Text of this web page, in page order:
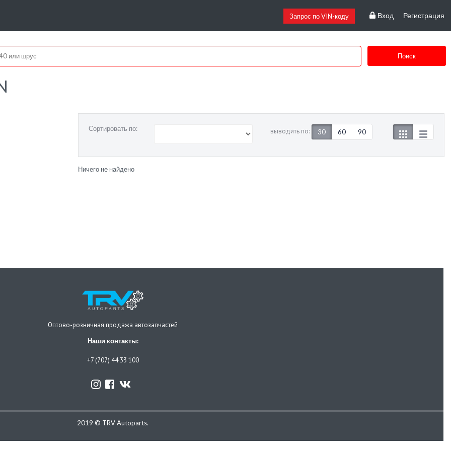
Запрос по VIN-коду Вход Регистрация
Поиск
Сортировать по: выводить по: 30 60 90
Ничего не найдено
Оптово-розничная продажа автозапчастей
Наши контакты:
+7 (707) 44 33 100
2019 © TRV Autoparts.